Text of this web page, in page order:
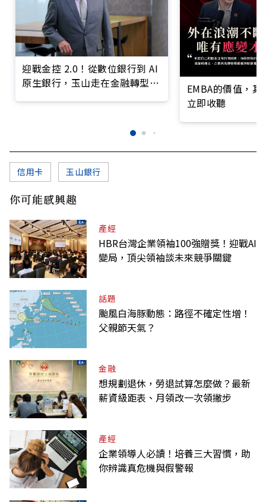
迎戰金控 2.0！從數位銀行到 AI
原生銀行，玉山走在金融轉型最
EMBA的價值，
立即收聽
信用卡 玉山銀行
你可能感興趣
產經
HBR台灣企業領袖100強贈獎！迎戰AI
變局，頂尖領袖談未來競爭關鍵
話題
颱風白海豚動態：路徑不確定性增！
父親節天氣？
金融
想規劃退休，勞退試算怎麼做？最新
薪資級距表、月領改一次領撇步
產經
企業領導人必讀！培養三大習慣，助
你辨識真危機與假警報